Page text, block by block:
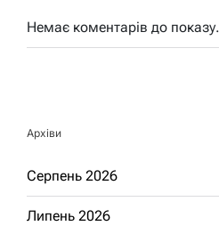
Немає коментарів до показу.
Архіви
Серпень 2026
Липень 2026